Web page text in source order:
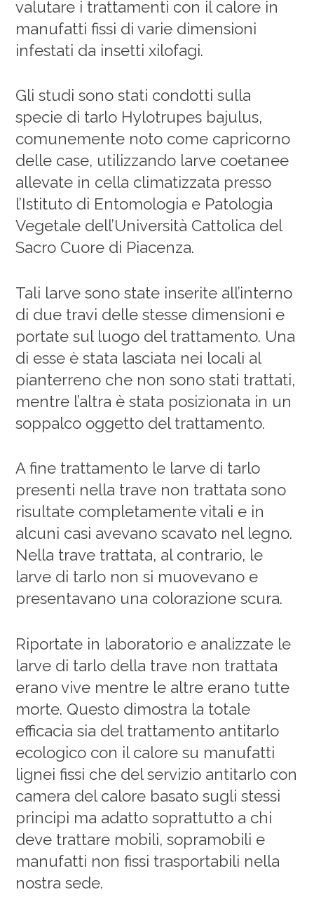
valutare i trattamenti con il calore in
manufatti fissi di varie dimensioni
infestati da insetti xilofagi.
Gli studi sono stati condotti sulla
specie di tarlo Hylotrupes bajulus,
comunemente noto come capricorno
delle case, utilizzando larve coetanee
allevate in cella climatizzata presso
l’Istituto di Entomologia e Patologia
Vegetale dell’Università Cattolica del
Sacro Cuore di Piacenza.
Tali larve sono state inserite all’interno
di due travi delle stesse dimensioni e
portate sul luogo del trattamento. Una
di esse è stata lasciata nei locali al
pianterreno che non sono stati trattati,
mentre l’altra è stata posizionata in un
soppalco oggetto del trattamento.
A fine trattamento le larve di tarlo
presenti nella trave non trattata sono
risultate completamente vitali e in
alcuni casi avevano scavato nel legno.
Nella trave trattata, al contrario, le
larve di tarlo non si muovevano e
presentavano una colorazione scura.
Riportate in laboratorio e analizzate le
larve di tarlo della trave non trattata
erano vive mentre le altre erano tutte
morte. Questo dimostra la totale
efficacia sia del trattamento antitarlo
ecologico con il calore su manufatti
lignei fissi che del servizio antitarlo con
camera del calore basato sugli stessi
principi ma adatto soprattutto a chi
deve trattare mobili, sopramobili e
manufatti non fissi trasportabili nella
nostra sede.